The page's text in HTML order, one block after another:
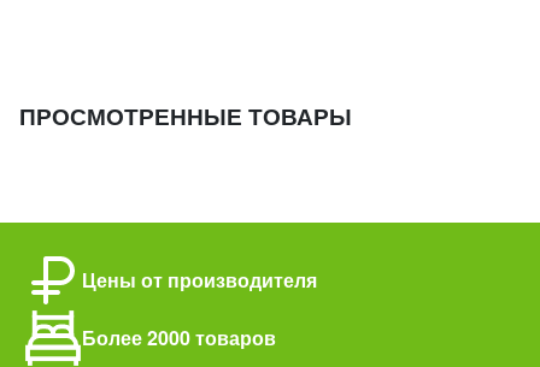
ПРОСМОТРЕННЫЕ ТОВАРЫ
Цены от производителя
Более 2000 товаров